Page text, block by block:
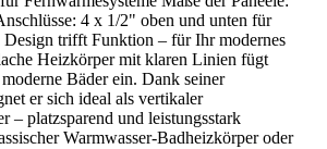
4 x 1/2" oben und unten für
trifft Funktion – für Ihr modernes
Heizkörper mit klaren Linien fügt
Bäder ein. Dank seiner
er sich ideal als vertikaler
– platzsparend und leistungsstark
Warmwasser-Badheizkörper oder